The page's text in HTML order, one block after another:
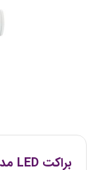
براکت LED مدل ویدا 75 وات _ ابعاد 6.6*90